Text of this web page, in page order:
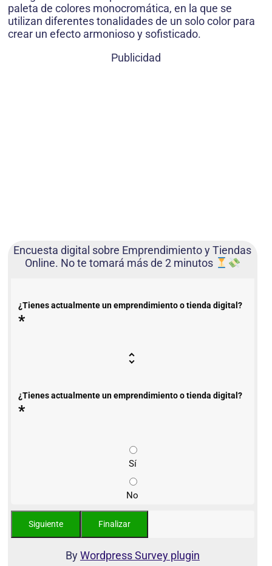
paleta de colores monocromática, en la que se
utilizan diferentes tonalidades de un solo color para
crear un efecto armonioso y sofisticado.
Publicidad
Encuesta digital sobre Emprendimiento y Tiendas
Online. No te tomará más de 2 minutos
¿Tienes actualmente un emprendimiento o tienda digital?
*
¿Tienes actualmente un emprendimiento o tienda digital?
*
Sí
No
ByWordpress Survey plugin